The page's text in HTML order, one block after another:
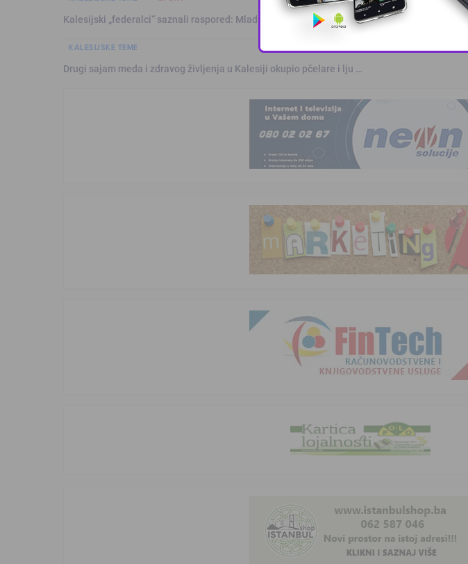
Kalesijski „federalci“ saznali raspored: Mladost sezonu otvara u S …
KALESIJSKE TEME
Drugi sajam meda i zdravog življenja u Kalesiji okupio pčelare i lju …